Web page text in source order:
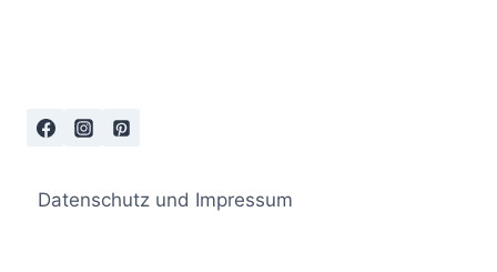
Datenschutz und Impressum